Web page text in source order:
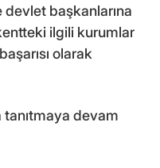
başkanlarına
ilgili kurumlar
olarak
devam